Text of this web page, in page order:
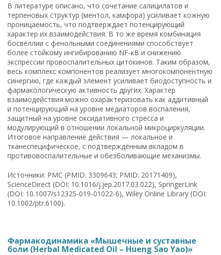
В литературе описано, что сочетание салицилатов и
терпеновых структур (ментол, камфора) усиливает кожную
проницаемость, что подтверждает потенцирующий
характер их взаимодействия. В то же время комбинация
босвеллии с фенольными соединениями способствует
более стойкому ингибированию NF-κB и снижению
экспрессии провоспалительных цитокинов. Таким образом,
весь комплекс компонентов реализует многокомпонентную
синергию, где каждый элемент усиливает биодоступность и
фармакологическую активность других. Характер
взаимодействия можно охарактеризовать как аддитивный
и потенцирующий на уровне медиаторов воспаления,
защитный на уровне оксидативного стресса и
модулирующий в отношении локальной микроциркуляции.
Итоговое направление действия — локальное и
тканеспецифическое, с подтверждённым вкладом в
противовоспалительные и обезболивающие механизмы.
Источники: PMC (PMID: 3309643; PMID: 20171409),
ScienceDirect (DOI: 10.1016/j.jep.2017.03.022), SpringerLink
(DOI: 10.1007/s12325-019-01022-6), Wiley Online Library (DOI:
10.1002/ptr.6100).
Фармакодинамика «Мышечные и суставные
боли (Herbal Medicated Oil – Hueng Sao Yao)»